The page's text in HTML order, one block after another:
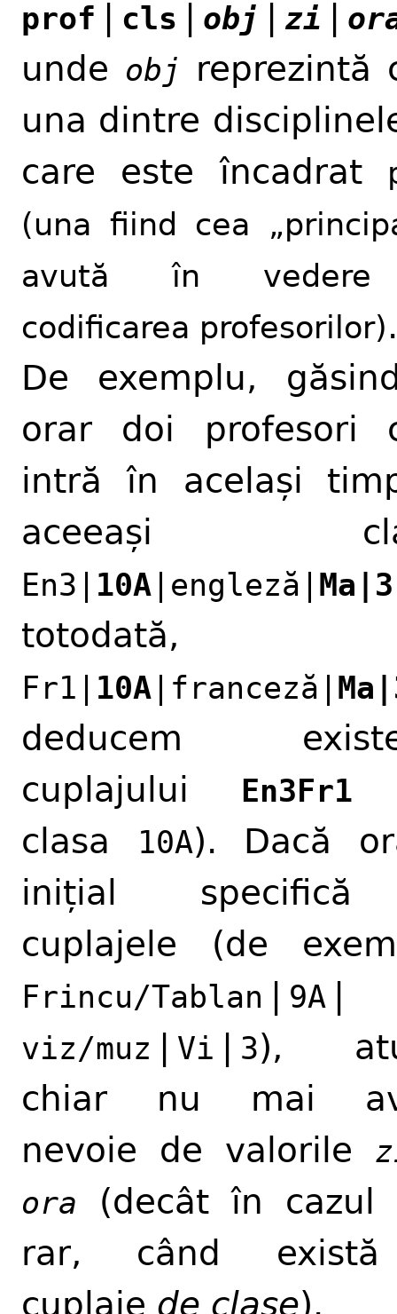
prof
cls obj zi
unde obj reprezintă
una dintre
care este încadrat
(una fiind cea
avută în
codificarea profesorilor).
De exemplu,
orar doi profesori
intră în același
aceeași
En3| 10A |engleză| Ma|3
totodată,
Fr1| 10A |franceză|
deducem
cuplajului
En3Fr1
clasa
10A). Dacă
inițial
cuplajele (de
Frincu/Tablan 9A
viz/muz Vi 3),
chiar nu mai
nevoie de valorile
ora
(decât în cazul
rar, când
cuplaje de clase).